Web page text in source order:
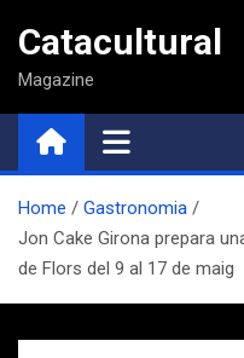
contenido
Catacultural
Magazine
Home
Gastronomia
Jon Cake Girona prepara
de Flors del 9 al 17 de maig